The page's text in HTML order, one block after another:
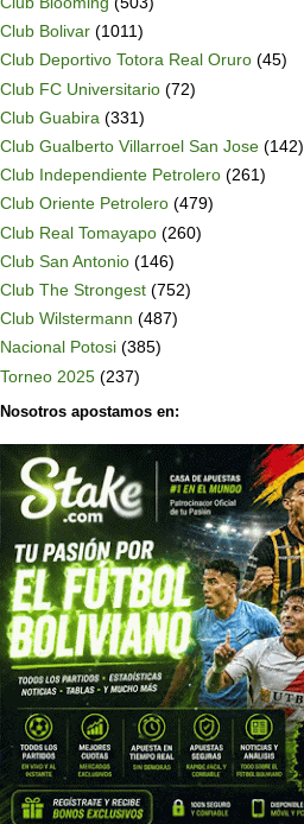
Club Bolivar (1011)
Club Deportivo Totora Real Oruro (45)
Club FC Universitario (72)
Club Guabira (331)
Club Gualberto Villarroel San Jose (142)
Club Independiente Petrolero (261)
Club Oriente Petrolero (479)
Club Real Tomayapo (260)
Club San Antonio (146)
Club The Strongest (752)
Club Wilstermann (487)
Nacional Potosi (385)
Torneo 2025 (237)
Nosotros apostamos en: